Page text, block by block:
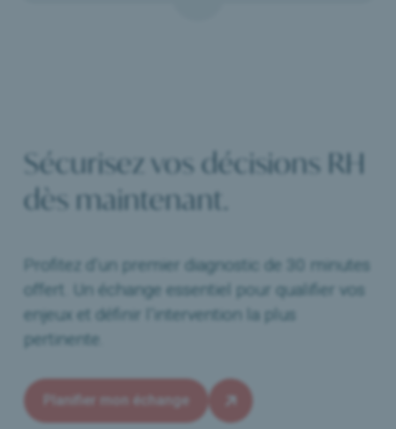
Sécurisez vos décisions RH
dès maintenant.
Profitez d’un premier diagnostic de 30 minutes
offert. Un échange essentiel pour qualifier vos
enjeux et définir l’intervention la plus
pertinente.
Planifier mon échange